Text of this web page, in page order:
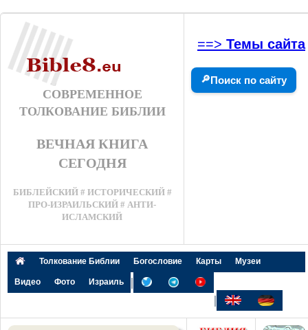
СОВРЕМЕННОЕ
ТОЛКОВАНИЕ БИБЛИИ
ВЕЧНАЯ КНИГА
СЕГОДНЯ
БИБЛЕЙСКИЙ # ИСТОРИЧЕСКИЙ #
ПРО-ИЗРАИЛЬСКИЙ # АНТИ-
ИСЛАМСКИЙ
==> Темы сайта
🔎Поиск по сайту
Толкование Библии Богословие Карты Музеи
Видео Фото Израиль
|
|